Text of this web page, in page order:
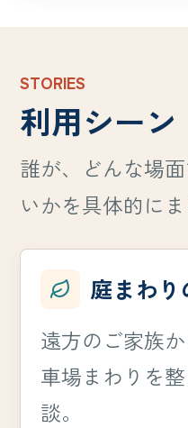
STORIES
利用シーン
誰が、どんな場
いかを具体的に
庭まわ
遠方のご家族
車場まわりを
談。